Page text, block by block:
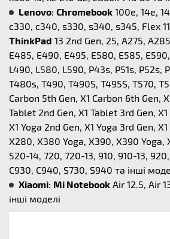
Lenovo: Chromebook 100e, 14e,
c330, c340, s330, s340, s345, Flex
ThinkPad 13 2nd Gen, 25, A275,
E485, E490, E495, E580, E585,
L490, L580, L590, P43s, P51s, P52s,
T480s, T490, T490S, T495S, T570,
Carbon 5th Gen, X1 Carbon 6th Gen,
Tablet 2nd Gen, X1 Tablet 3rd Gen,
X1 Yoga 2nd Gen, X1 Yoga 3rd Gen,
X280, X380 Yoga, X390, X390 Yoga,
520-14, 720, 720-13, 910, 910-13,
C930, C940, S730, S940 та інші
Xiaomi: Mi Notebook Air 12.5, Air
інші моделі